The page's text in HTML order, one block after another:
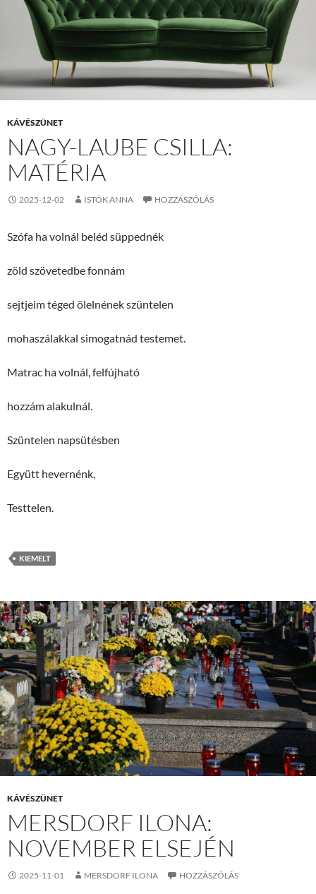
KÁVÉSZÜNET
NAGY-LAUBE CSILLA:
MATÉRIA
2025-12-02 ISTÓK ANNA HOZZÁSZÓLÁS
Szófa ha volnál beléd süppednék
zöld szövetedbe fonnám
sejtjeim téged ölelnének szüntelen
mohaszálakkal simogatnád testemet.
Matrac ha volnál, felfújható
hozzám alakulnál.
Szüntelen napsütésben
Együtt hevernénk,
Testtelen.
KIEMELT
KÁVÉSZÜNET
MERSDORF ILONA:
NOVEMBER ELSEJÉN
2025-11-01 MERSDORF ILONA HOZZÁSZÓLÁS